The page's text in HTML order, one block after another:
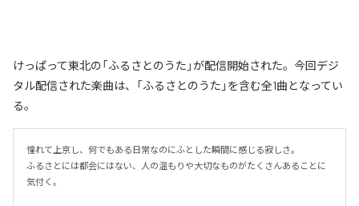
けっぱって東北の「ふるさとのうた」が配信開始された。今回デジ
タル配信された楽曲は、「ふるさとのうた」を含む全1曲となってい
る。
憧れて上京し、何でもある日常なのにふとした瞬間に感じる寂しさ。
ふるさとには都会にはない、人の温もりや大切なものがたくさんあることに
気付く。